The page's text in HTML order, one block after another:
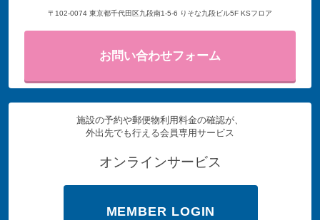
〒102-0074 東京都千代田区九段南1-5-6 りそな九段ビル5F KSフロア
お問い合わせフォーム
施設の予約や郵便物利用料金の確認が、
外出先でも行える会員専用サービス
オンラインサービス
MEMBER LOGIN